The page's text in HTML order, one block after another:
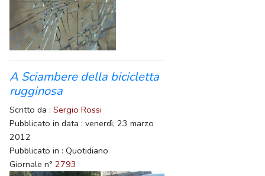
A Sciambere della bicicletta
rugginosa
Scritto da : Sergio Rossi
Pubblicato in data : venerdì, 23 marzo
2012
Pubblicato in : Quotidiano
Giornale n° 2793